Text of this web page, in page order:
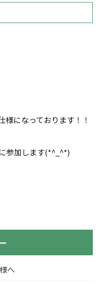
様になっております！！
参加します(*^_^*)
へ